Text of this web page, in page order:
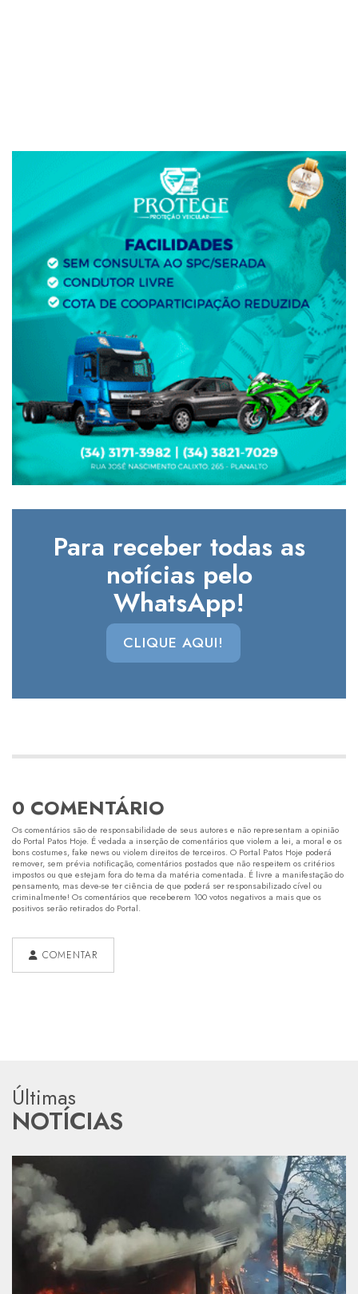
Para receber todas as
notícias pelo
WhatsApp!
CLIQUE AQUI!
0 COMENTÁRIO
Os comentários são de responsabilidade de seus autores e não representam a opinião
do Portal Patos Hoje. É vedada a inserção de comentários que violem a lei, a moral e os
bons costumes, fake news ou violem direitos de terceiros. O Portal Patos Hoje poderá
remover, sem prévia notificação, comentários postados que não respeitem os critérios
impostos ou que estejam fora do tema da matéria comentada. É livre a manifestação do
pensamento, mas deve-se ter ciência de que poderá ser responsabilizado cível ou
criminalmente! Os comentários que receberem 100 votos negativos a mais que os
positivos serão retirados do Portal.
COMENTAR
Últimas
NOTÍCIAS